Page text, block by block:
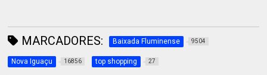
MARCADORES: Baixada Fluminense 9504
Nova Iguaçu 16856 top shopping 27